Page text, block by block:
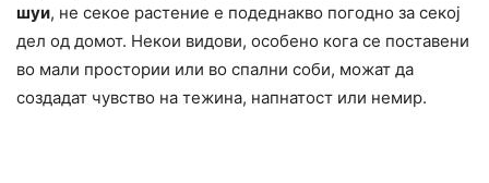
шуи, не секое растение е подеднакво погодно за секој
дел од домот. Некои видови, особено кога се поставени
во мали простории или во спални соби, можат да
создадат чувство на тежина, напнатост или немир.